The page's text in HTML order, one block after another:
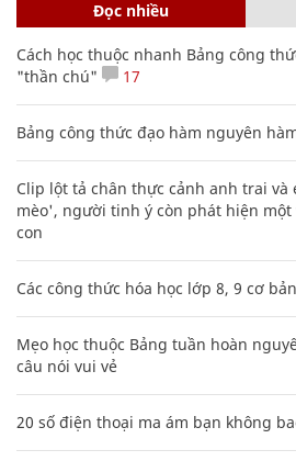
Đọc nhiều
Cách học thuộc nhanh Bảng công
"thần chú"
17
Bảng công thức đạo hàm nguyên
Clip lột tả chân thực cảnh anh trai
mèo', người tinh ý còn phát hiện
con
Các công thức hóa học lớp 8, 9 cơ
Mẹo học thuộc Bảng tuần hoàn
câu nói vui vẻ
20 số điện thoại ma ám bạn không